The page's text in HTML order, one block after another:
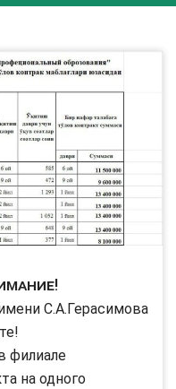
С.А.Герасимова
филиале
на одного